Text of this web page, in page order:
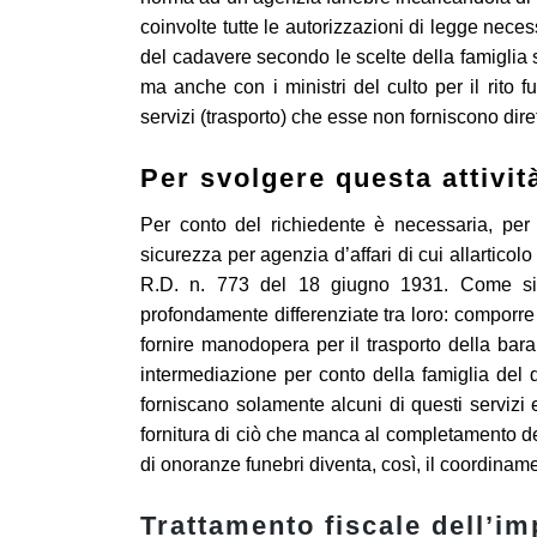
coinvolte tutte le autorizzazioni di legge
del cadavere secondo le scelte della
ma anche con i ministri del culto per il rito
servizi (trasporto) che esse non forniscono
Per svolgere questa
Per conto del richiedente è necessaria,
sicurezza per agenzia d’affari di cui
R.D. n. 773 del 18 giugno 1931. Come si
profondamente differenziate tra loro:
fornire manodopera per il trasporto della
intermediazione per conto della famiglia del
forniscano solamente alcuni di questi servizi
fornitura di ciò che manca al completamento
di onoranze funebri diventa, così, il
Trattamento fiscale